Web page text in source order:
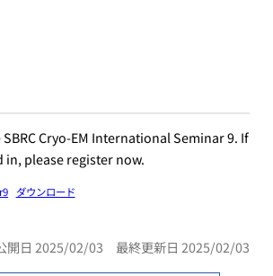
Cryo-EM International Seminar 9. If
please register now.
ダウンロード
開日 2025/02/03 最終更新日 2025/02/03